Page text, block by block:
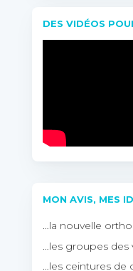
DES VIDÉOS
MON AVIS, MES
…la nouvelle
…les groupes des
…les ceintures de